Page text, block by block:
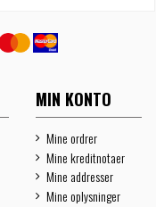
MIN KONTO
Mine ordrer
Mine kreditnotaer
Mine addresser
Mine oplysninger